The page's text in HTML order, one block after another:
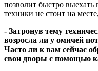
позволит быстро
техники не стоит на
- Затронув тему
возросла ли у омичей
Часто ли к вам сейчас
свои дворы с помощью